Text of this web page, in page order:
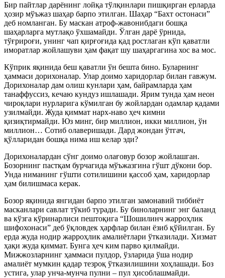
Бир пайтлар дарёнинг лойқа тўлқинлари пишқирган ерларда
ҳозир мўъжаз шаҳар барпо этилган. Шаҳар “Бахт остонаси”
деб номланган. Бу маскан атроф-жавонибдаги бошқа
шаҳарларга мутлақо ўхшамайди. Ўлган дарё ўрнида,
тўғрироғи, унинг чап қирғоғида қад ростлаган кўп қаватли
иморатлар жойлашуви ҳам фақат шу шаҳаргагина хос ва мос.
Кўприк яқинида беш қаватли ўн бешта бино. Буларнинг
ҳаммаси дорихоналар. Улар доимо харидорлар билан гавжум.
Дорихоналар дам олиш кунлари ҳам, байрамларда ҳам
танаффуссиз, кечаю кундуз ишлашади. Ярим тунда ҳам неон
чироқлари нурларига кўмилган бу жойлардан одамлар қадами
узилмайди. Жуда қиммат нарх-наво ҳеч кимни
қизиқтирмайди. Юз минг, бир миллион, икки миллион, ўн
миллион… Сотиб олаверишади. Дард жондан ўтгач,
қўлларидан бошқа нима иш келар эди?
Дорихоналардан сўнг доимо олағовур бозор жойлашган.
Бозорнинг пастқам бурчагида мўъжазгина гўшт дўкони бор.
Унда ниманинг гўшти сотилишини қассоб ҳам, харидорлар
ҳам билишмаса керак.
Бозор яқинида янгидан барпо этилган замонавий тиббиёт
масканлари савлат тўкиб туради. Бу биноларнинг энг баланд
ва кўзга кўринарлиси пештоқига “Шошилинч жарроҳлик
шифохонаси” деб ўқловдек ҳарфлар билан ёзиб қўйилган. Бу
ерда жуда нодир жарроҳлик амалиётлари ўтказилади. Хизмат
ҳақи жуда қиммат. Бунга ҳеч ким парво қилмайди.
Мижжозларнинг ҳаммаси пулдор, ўзларида ўша нодир
амалиёт мумкин қадар тезроқ ўтказилишини хоҳлашади. Боз
устига, улар унча-мунча пулни – пул ҳисоблашмайди.